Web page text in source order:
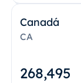
Canadá
CA
268,495